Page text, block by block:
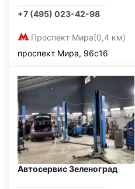
+7 (495) 023-42-98
Проспект Мира(0,4 км)
проспект Мира, 96с16
Автосервис Зеленоград